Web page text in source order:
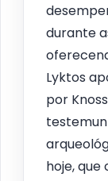
durante
Lyktos
por
hoje,